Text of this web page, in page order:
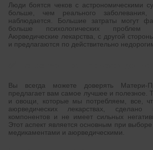
Люди боятся чеков с астрономическими
больше, чем реального
наблюдается. Большие затраты могут
больше психологических проблем
Аюрведические лекарства, с другой
и предлагаются по действительно
Вы всегда можете доверять Матери-
предлагает вам самое лучшее и полезное.
и овощи, которые мы потребляем, все,
аюрведических лекарствах, сделано
компонентов и не имеет сильных
Этот аспект является основным при
медикаментами и аюрведическими.